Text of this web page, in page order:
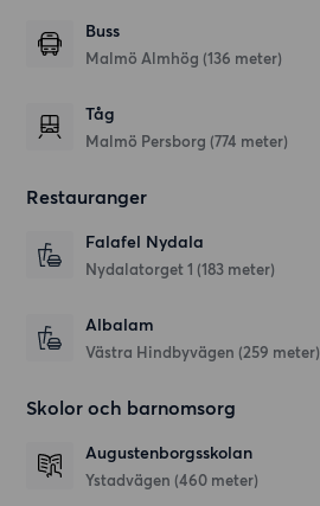
Buss
Malmö Almhög (136 meter)
Tåg
Malmö Persborg (774 meter)
Restauranger
Falafel Nydala
Nydalatorget 1 (183 meter)
Albalam
Västra Hindbyvägen (259 meter)
Skolor och barnomsorg
Augustenborgsskolan
Ystadvägen (460 meter)